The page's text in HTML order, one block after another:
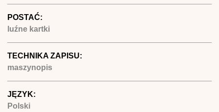
POSTAĆ:
luźne kartki
TECHNIKA ZAPISU:
maszynopis
JĘZYK:
Polski